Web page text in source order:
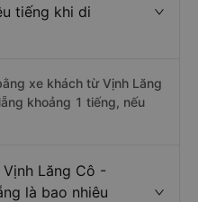
tiếng khi di
xe khách từ Vịnh Lăng
khoảng 1 tiếng, nếu
Lăng Cô -
là bao nhiêu